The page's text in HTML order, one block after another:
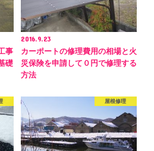
事
礎
2016.9.23
カーポートの修理費用の相場と火
災保険を申請して０円で修理する
方法
屋根修理